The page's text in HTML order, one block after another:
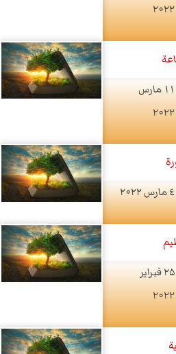
۲۰۲۲
۱۱ مارس
۲۰۲۲
٤ مارس ۲۰۲۲
۲۵ فبراير
۲۰۲۲